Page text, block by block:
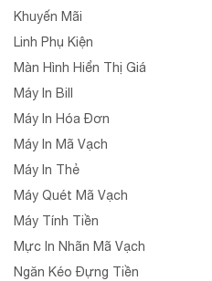
Khuyến Mãi
Linh Phụ Kiện
Màn Hình Hiển Thị Giá
Máy In Bill
Máy In Hóa Đơn
Máy In Mã Vạch
Máy In Thẻ
Máy Quét Mã Vạch
Máy Tính Tiền
Mực In Nhãn Mã Vạch
Ngăn Kéo Đựng Tiền